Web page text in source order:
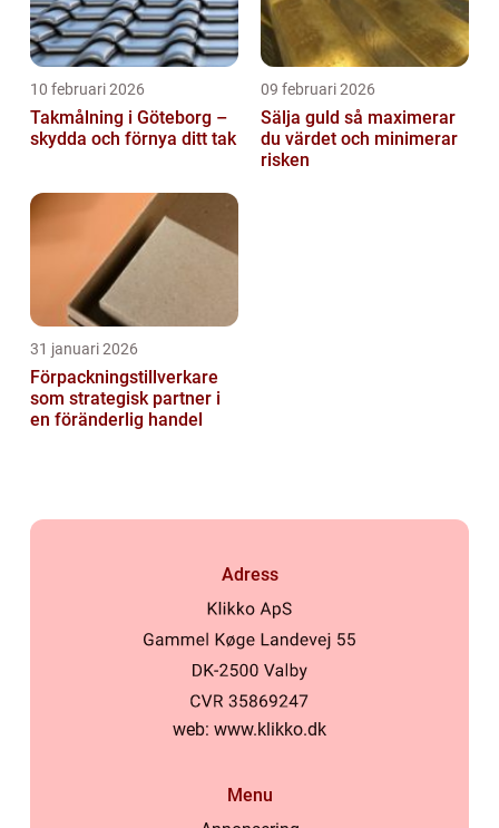
10 februari 2026
Takmålning i Göteborg –
skydda och förnya ditt tak
09 februari 2026
Sälja guld så maximerar
du värdet och minimerar
risken
31 januari 2026
Förpackningstillverkare
som strategisk partner i
en föränderlig handel
Adress
web: www.klikko.dk
Menu